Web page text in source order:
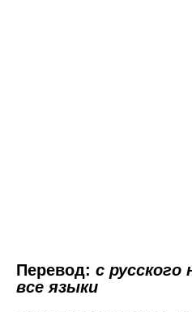
Перевод: с русского
все языки